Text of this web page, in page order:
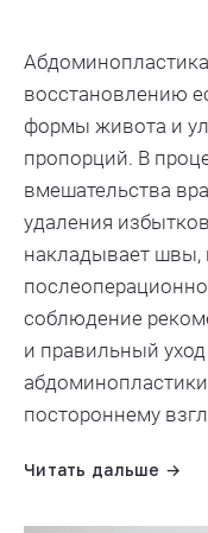
восстановлению
формы живота и
пропорций. В
вмешательства
удаления
накладывает швы,
соблюдение
и правильный
постороннему
Читать дальше →